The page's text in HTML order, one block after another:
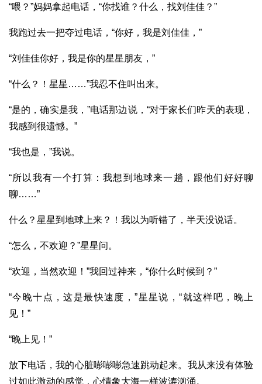
“喂？”妈妈拿起电话，“你找谁？什么，找刘佳佳？”
我跑过去一把夺过电话，“你好，我是刘佳佳，”
“刘佳佳你好，我是你的星星朋友，”
“什么？！星星……”我忍不住叫出来。
“是的，确实是我，”电话那边说，“对于家长们昨天的表现，
我感到很遗憾。”
“我也是，”我说。
“所以我有一个打算：我想到地球来一趟，跟他们好好聊
聊……”
什么？星星到地球上来？！我以为听错了，半天没说话。
“怎么，不欢迎？”星星问。
“欢迎，当然欢迎！”我回过神来，“你什么时候到？”
“今晚十点，这是最快速度，”星星说，“就这样吧，晚上
见！”
“晚上见！”
放下电话，我的心脏嘭嘭嘭急速跳动起来。我从来没有体验
过如此激动的感觉，心情象大海一样波涛汹涌。